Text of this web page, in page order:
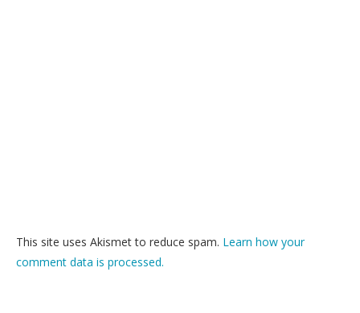
This site uses Akismet to reduce spam. Learn how your
comment data is processed.